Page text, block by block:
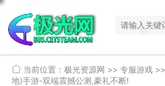
当前位置： 极光资源网 >> 专服游戏 >>
地)手游-双端震撼公测,豪礼不断!